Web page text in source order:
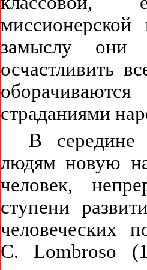
замыслу они
осчастливить
страданиями
В
людям новую
человек,
ступени
человеческих
C. Lombroso